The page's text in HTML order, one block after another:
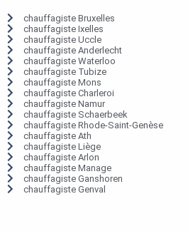
chauffagiste Bruxelles
chauffagiste Ixelles
chauffagiste Uccle
chauffagiste Anderlecht
chauffagiste Waterloo
chauffagiste Tubize
chauffagiste Mons
chauffagiste Charleroi
chauffagiste Namur
chauffagiste Schaerbeek
chauffagiste Rhode-Saint-Genèse
chauffagiste Ath
chauffagiste Liège
chauffagiste Arlon
chauffagiste Manage
chauffagiste Ganshoren
chauffagiste Genval